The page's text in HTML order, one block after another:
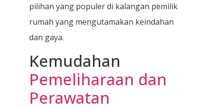
pilihan yang populer di kalangan pemilik
rumah yang mengutamakan keindahan
dan gaya.
Kemudahan
Pemeliharaan dan
Perawatan